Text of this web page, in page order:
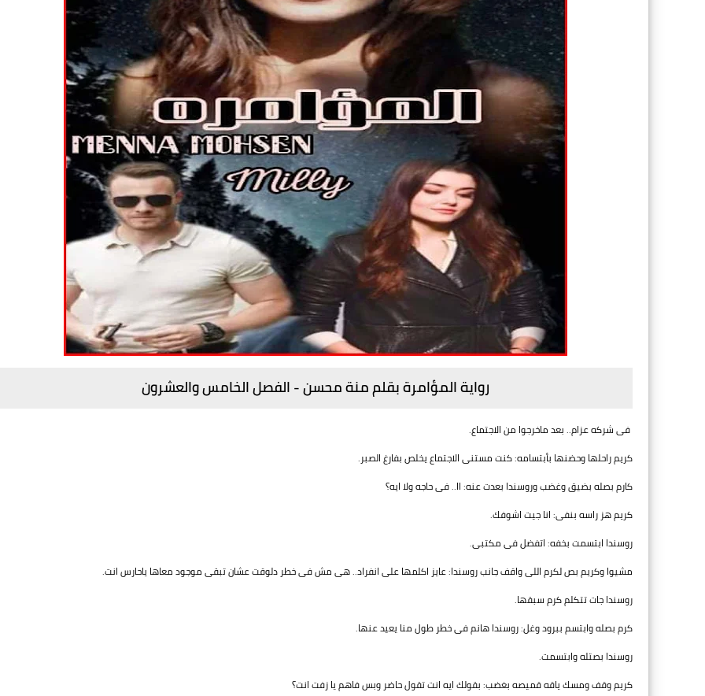
رواية المؤامرة بقلم منة محسن - الفصل الخامس والعشرون
فى شركه عزام.. بعد ماخرجوا من الاجتماع.
كريم راحلها وحضنها بأبتسامه: كنت مستنى الاجتماع يخلص بفارغ الصبر.
كارم بصله بضيق وغضب وروسندا بعدت عنه: اا.. فى حاجه ولا ايه؟
كريم هز راسه بنفى: انا جيت اشوفك.
روسندا ابتسمت بخفه: اتفضل فى مكتبى.
مشيوا وكريم بص لكرم اللى واقف جانب روسندا: عايز اكلمها على انفراد.. هى مش فى خطر دلوقت عشان تبقى موجود معاها ياحارس انت.
روسندا جات تتكلم كرم سبقها.
كرم بصله وابتسم ببرود وغل: روسندا هانم فى خطر طول منا يعيد عنها.
روسندا بصتله وابتسمت.
كريم وقف ومسك ياقه قميصه بغضب: بقولك ايه انت تقول حاضر وبس فاهم يا زفت انت؟